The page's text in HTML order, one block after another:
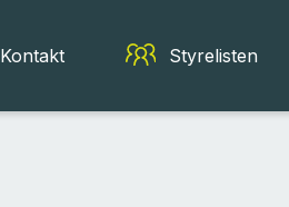
Kontakt Styrelisten